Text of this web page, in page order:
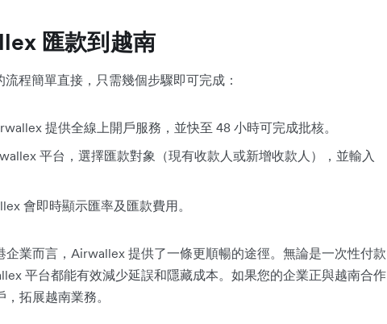
匯款到越南
程簡單直接，只需幾個步驟即可完成：
提供全線上開戶服務，並快至 48 小時可完成批核。
平台，選擇匯款對象（現有收款人或新增收款人），並輸入
會即時顯示匯率及匯款費用。
企業而言，Airwallex 提供了一條更順暢的途徑。無論是一次性付款
平台都能有效減少延誤和隱藏成本。如果您的企業正與越南合作
拓展越南業務。